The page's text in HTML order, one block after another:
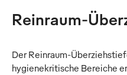
Reinraum-
Der Reinraum-
hygienekritische Bereiche